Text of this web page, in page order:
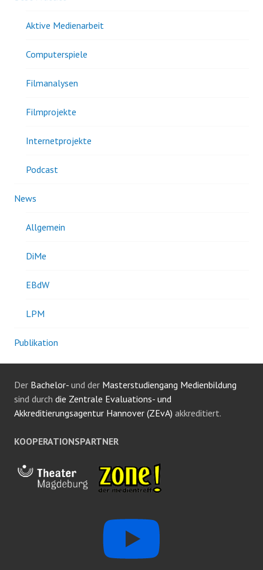
Aktive Medienarbeit
Computerspiele
Filmanalysen
Filmprojekte
Internetprojekte
Podcast
News
Allgemein
DiMe
EBdW
LPM
Publikation
Der Bachelor- und der Masterstudiengang Medienbildung
sind durch die Zentrale Evaluations- und
Akkreditierungsagentur Hannover (ZEvA) akkreditiert.
KOOPERATIONSPARTNER